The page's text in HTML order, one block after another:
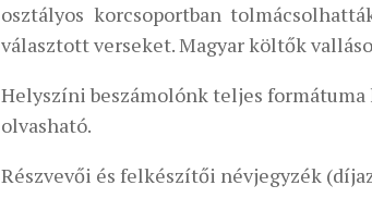
osztályos korcsoportban
választott verseket. Magyar költők
Helyszíni beszámolónk teljes
olvasható.
Részvevői és felkészítői névjegyzék